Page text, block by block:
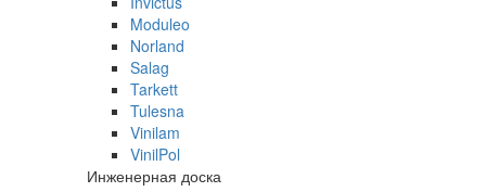
Moduleo
Norland
Salag
Tarkett
Tulesna
Vinilam
VinilPol
Инженерная доска